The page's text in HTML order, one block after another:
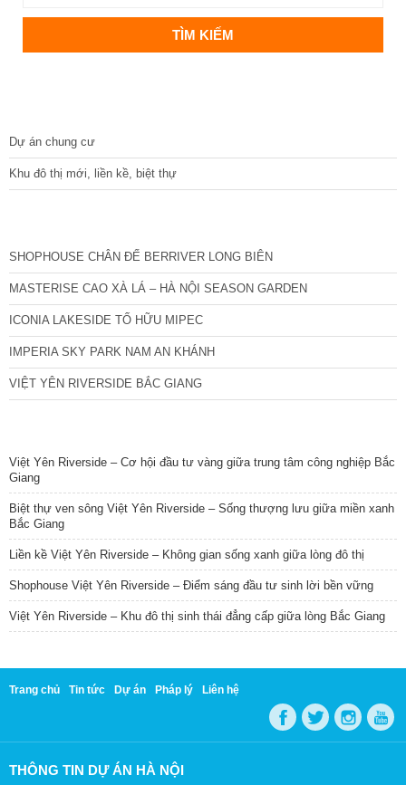
Dự án chung cư
Khu đô thị mới, liền kề, biệt thự
SHOPHOUSE CHÂN ĐẾ BERRIVER LONG BIÊN
MASTERISE CAO XÀ LÁ – HÀ NỘI SEASON GARDEN
ICONIA LAKESIDE TỐ HỮU MIPEC
IMPERIA SKY PARK NAM AN KHÁNH
VIỆT YÊN RIVERSIDE BẮC GIANG
Việt Yên Riverside – Cơ hội đầu tư vàng giữa trung tâm công nghiệp Bắc
Giang
Biệt thự ven sông Việt Yên Riverside – Sống thượng lưu giữa miền xanh
Bắc Giang
Liền kề Việt Yên Riverside – Không gian sống xanh giữa lòng đô thị
Shophouse Việt Yên Riverside – Điểm sáng đầu tư sinh lời bền vững
Việt Yên Riverside – Khu đô thị sinh thái đẳng cấp giữa lòng Bắc Giang
Trang chủ Tin tức Dự án Pháp lý Liên hệ
THÔNG TIN DỰ ÁN HÀ NỘI